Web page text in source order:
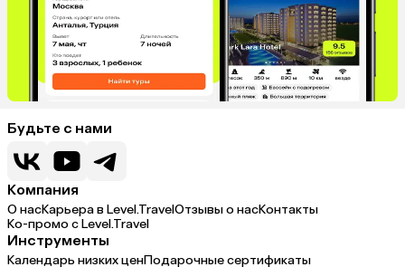
Будьте с нами
Компания
О насКарьера в Level.TravelОтзывы о насКонтакты
Ко-промо с Level.Travel
Инструменты
Календарь низких ценПодарочные сертификаты